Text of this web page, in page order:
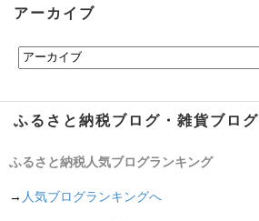
アーカイブ
ふるさと納税ブログ・雑貨ブログ
ふるさと納税人気ブログランキング
→ 人気ブログランキングへ